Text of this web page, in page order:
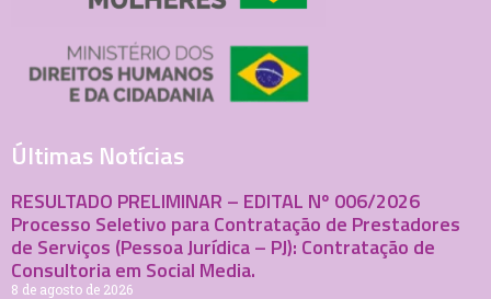
Últimas Notícias
RESULTADO PRELIMINAR – EDITAL Nº 006/2026
Processo Seletivo para Contratação de Prestadores
de Serviços (Pessoa Jurídica – PJ): Contratação de
Consultoria em Social Media.
8 de agosto de 2026